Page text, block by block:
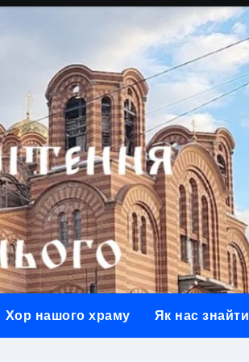
Хор нашого храму Як нас знайти